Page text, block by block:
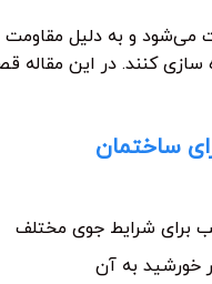
و به دلیل مقاومت
کنند. در این مقاله
ساختمان
برای شرایط جوی مختلف
خورشید به آن